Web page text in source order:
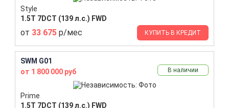
Style
1.5T 7DCT (139 л.с.) FWD
от 33 675 р/мес КУПИТЬ В КРЕДИТ
SWM G01
от 1 800 000 руб
В наличии
Prime
1.5T 7DCT (139 л.с.) FWD